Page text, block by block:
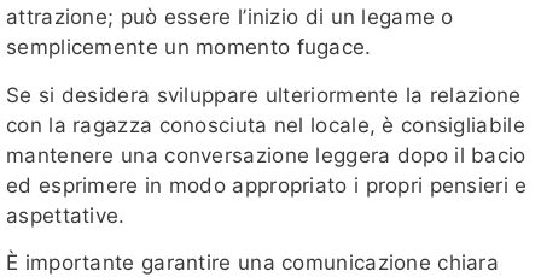
attrazione; può essere l’inizio di un legame o
semplicemente un momento fugace.
Se si desidera sviluppare ulteriormente la relazione
con la ragazza conosciuta nel locale, è consigliabile
mantenere una conversazione leggera dopo il bacio
ed esprimere in modo appropriato i propri pensieri e
aspettative.
È importante garantire una comunicazione chiara